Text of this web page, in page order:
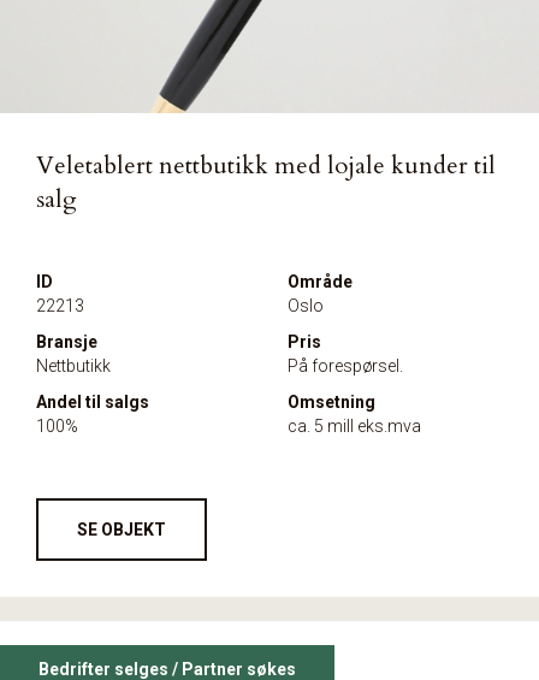
Veletablert nettbutikk med lojale kunder til
salg
ID
22213
Område
Oslo
Bransje
Nettbutikk
Pris
På forespørsel.
Andel til salgs
100%
Omsetning
ca. 5 mill eks.mva
SE OBJEKT
Bedrifter selges / Partner søkes